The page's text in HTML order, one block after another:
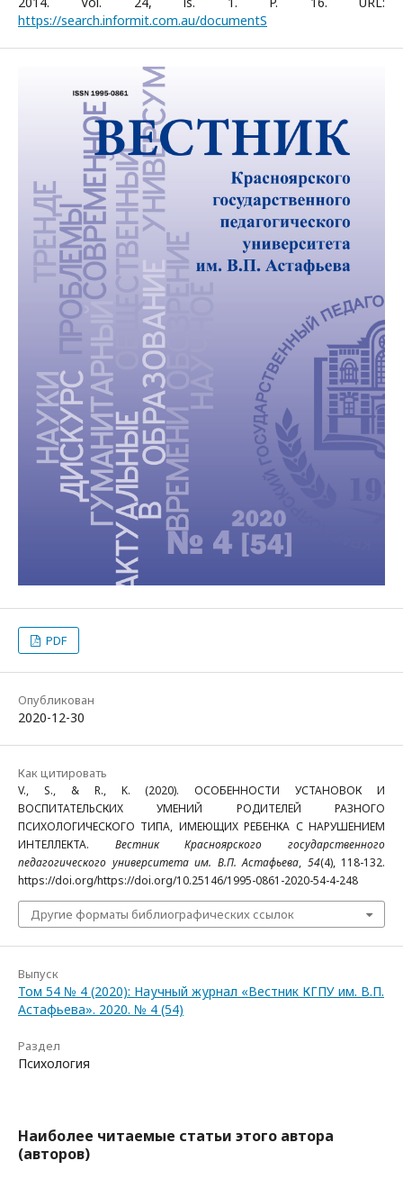
https://search.informit.com.au/documentS
PDF
Опубликован
2020-12-30
Как цитировать
V., S., & R., K. (2020). ОСОБЕННОСТИ УСТАНОВОК И
ВОСПИТАТЕЛЬСКИХ УМЕНИЙ РОДИТЕЛЕЙ РАЗНОГО
ПСИХОЛОГИЧЕСКОГО ТИПА, ИМЕЮЩИХ РЕБЕНКА С НАРУШЕНИЕМ
ИНТЕЛЛЕКТА. Вестник Красноярского государственного
педагогического университета им. В.П. Астафьева, 54(4), 118-132.
https://doi.org/https://doi.org/10.25146/1995-0861-2020-54-4-248
Другие форматы библиографических ссылок
Выпуск
Том 54 № 4 (2020): Научный журнал «Вестник КГПУ им. В.П.
Астафьева». 2020. № 4 (54)
Раздел
Психология
Наиболее читаемые статьи этого автора
(авторов)